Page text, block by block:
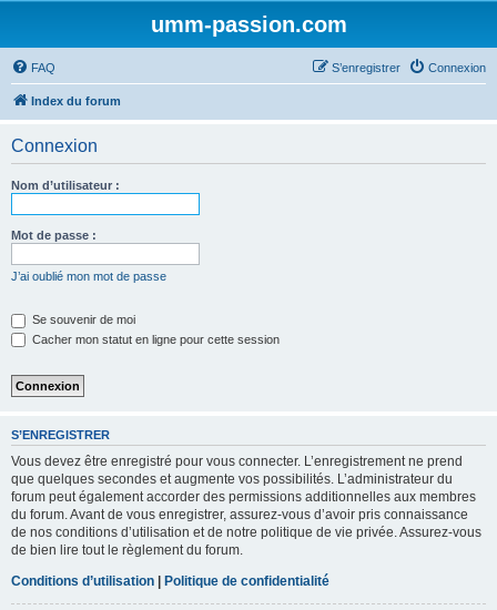
umm-passion.com
FAQ Connexion
S’enregistrer
Index du forum
Connexion
Nom d’utilisateur :
Mot de passe :
J’ai oublié mon mot de passe
Se souvenir de moi
Cacher mon statut en ligne pour cette session
S’ENREGISTRER
Vous devez être enregistré pour vous connecter. L’enregistrement ne prend
que quelques secondes et augmente vos possibilités. L’administrateur du
forum peut également accorder des permissions additionnelles aux membres
du forum. Avant de vous enregistrer, assurez-vous d’avoir pris connaissance
de nos conditions d’utilisation et de notre politique de vie privée. Assurez-vous
de bien lire tout le règlement du forum.
Conditions d’utilisation | Politique de confidentialité